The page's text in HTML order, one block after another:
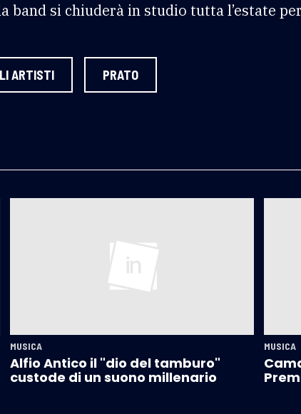
band si chiuderà in studio tutta l’estate per
ARTISTI PRATO
MUSICA
Alfio Antico il "dio del tamburo"
custode di un suono millenario
MUSICA